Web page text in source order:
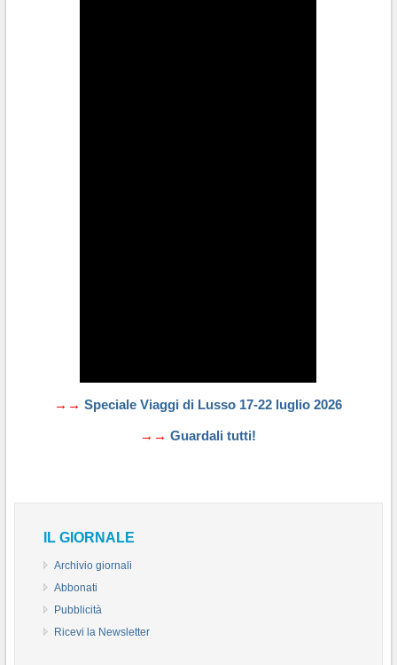
→→ Speciale Viaggi di Lusso 17-22 luglio 2026
→→ Guardali tutti!
IL GIORNALE
Archivio giornali
Abbonati
Pubblicità
Ricevi la Newsletter